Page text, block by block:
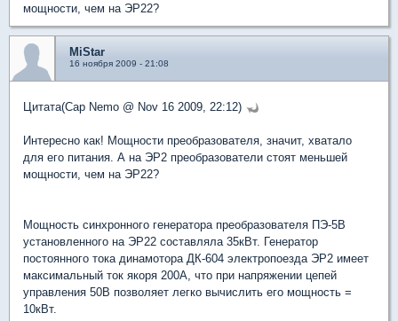
мощности, чем на ЭР22?
MiStar
16 ноября 2009 - 21:08
Цитата(Cap Nemo @ Nov 16 2009, 22:12)
Интересно как! Мощности преобразователя, значит, хватало
для его питания. А на ЭР2 преобразователи стоят меньшей
мощности, чем на ЭР22?
Мощность синхронного генератора преобразователя ПЭ-5В
установленного на ЭР22 составляла 35кВт. Генератор
постоянного тока динамотора ДК-604 электропоезда ЭР2 имеет
максимальный ток якоря 200А, что при напряжении цепей
управления 50В позволяет легко вычислить его мощность =
10кВт.